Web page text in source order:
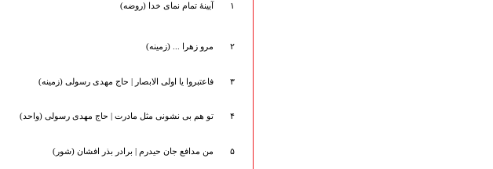
۱ آیینۀ تمام نمای خدا (روضه)
۲ مرو زهرا ... (زمینه)
۳ فاعتبروا یا اولی الابصار | حاج مهدی رسولی (زمینه)
۴ تو هم بی نشونی مثل مادرت | حاج مهدی رسولی (واحد)
۵ من مدافع جان حیدرم | برادر بذر افشان (شور)